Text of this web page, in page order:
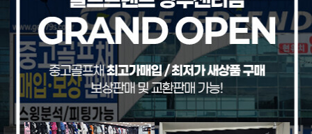
오늘의 특가
기간한정 클럽 기간한정 용품 추천 중고풀세트